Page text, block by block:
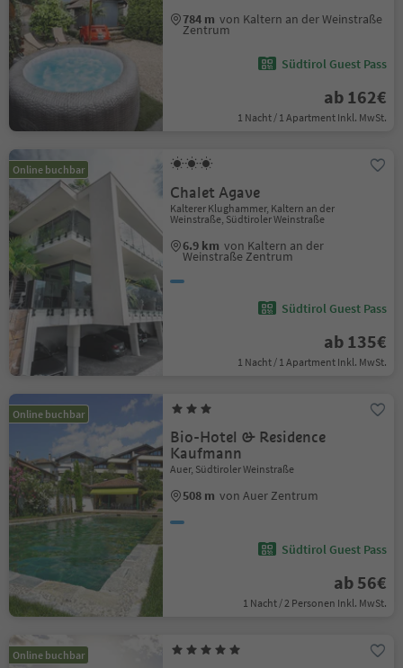
784 m von Kaltern an der Weinstraße
Zentrum
Südtirol Guest Pass
ab 162€
1 Nacht / 1 Apartment Inkl. MwSt.
Online buchbar
Chalet Agave
Kalterer Klughammer, Kaltern an der
Weinstraße, Südtiroler Weinstraße
6.9 km von Kaltern an der
Weinstraße Zentrum
Südtirol Guest Pass
ab 135€
1 Nacht / 1 Apartment Inkl. MwSt.
Online buchbar
Bio-Hotel & Residence
Kaufmann
Auer, Südtiroler Weinstraße
508 m von Auer Zentrum
Südtirol Guest Pass
ab 56€
1 Nacht / 2 Personen Inkl. MwSt.
Online buchbar